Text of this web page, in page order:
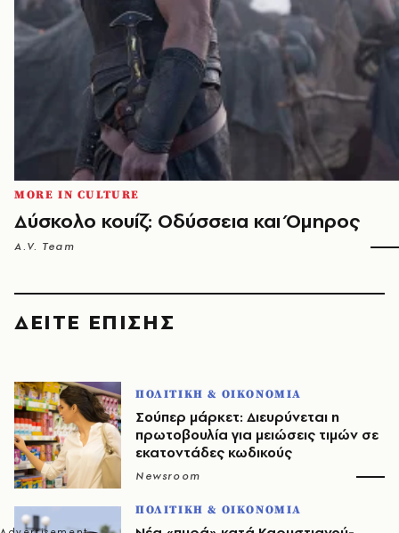
MORE IN CULTURE
Δύσκολο κουίζ: Οδύσσεια και Όμηρος
A.V. Team
ΔΕΙΤΕ ΕΠΙΣΗΣ
ΠΟΛΙΤΙΚΗ & ΟΙΚΟΝΟΜΙΑ
Σούπερ μάρκετ: Διευρύνεται η
πρωτοβουλία για μειώσεις τιμών σε
εκατοντάδες κωδικούς
Newsroom
ΠΟΛΙΤΙΚΗ & ΟΙΚΟΝΟΜΙΑ